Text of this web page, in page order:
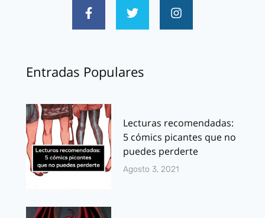
Entradas Populares
Lecturas recomendadas:
5 cómics picantes que no
puedes perderte
Agosto 3, 2021